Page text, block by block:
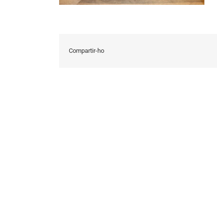
Compartir-ho